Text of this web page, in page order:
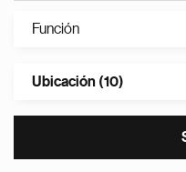
Función
Ubicación (10)